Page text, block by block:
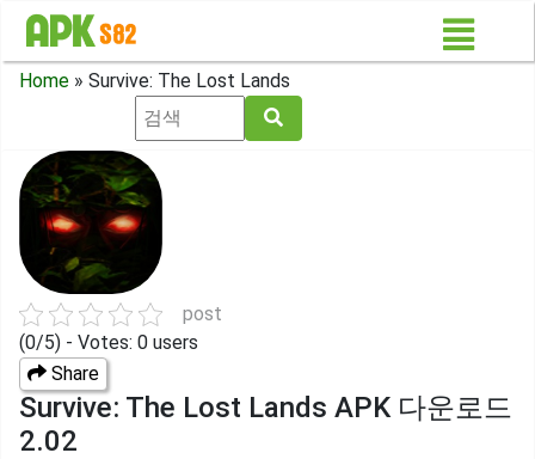
Home » Survive: The Lost Lands
post
(0/5) - Votes: 0 users
Share
Survive: The Lost Lands APK 다운로드
2.02